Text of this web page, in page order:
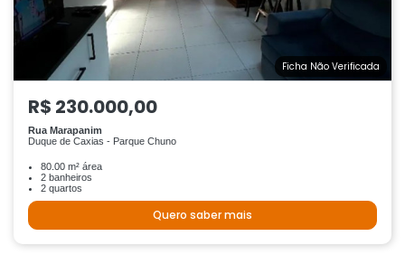
Ficha Não Verificada
R$ 230.000,00
Rua Marapanim
Duque de Caxias - Parque Chuno
80.00 m² área
2 banheiros
2 quartos
Quero saber mais